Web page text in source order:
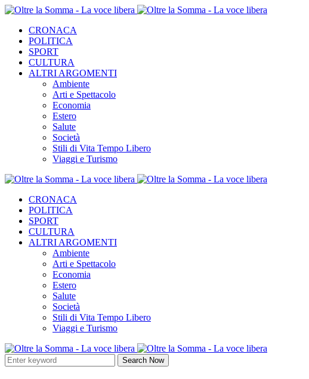
CRONACA
POLITICA
SPORT
CULTURA
ALTRI ARGOMENTI
Ambiente
Arti e Spettacolo
Economia
Estero
Salute
Società
Stili di Vita Tempo Libero
Viaggi e Turismo
CRONACA
POLITICA
SPORT
CULTURA
ALTRI ARGOMENTI
Ambiente
Arti e Spettacolo
Economia
Estero
Salute
Società
Stili di Vita Tempo Libero
Viaggi e Turismo
Search Now